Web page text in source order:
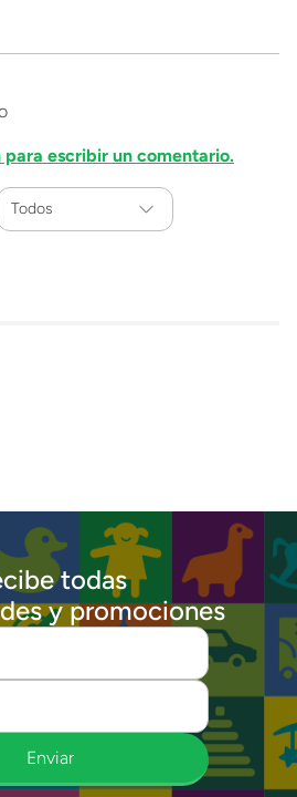
para escribir un comentario.
Todos
todas
y promociones
Enviar